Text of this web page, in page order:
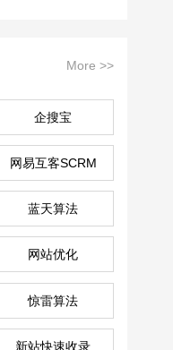
More >>
企搜宝
网易互客SCRM
蓝天算法
网站优化
惊雷算法
新站快速收录